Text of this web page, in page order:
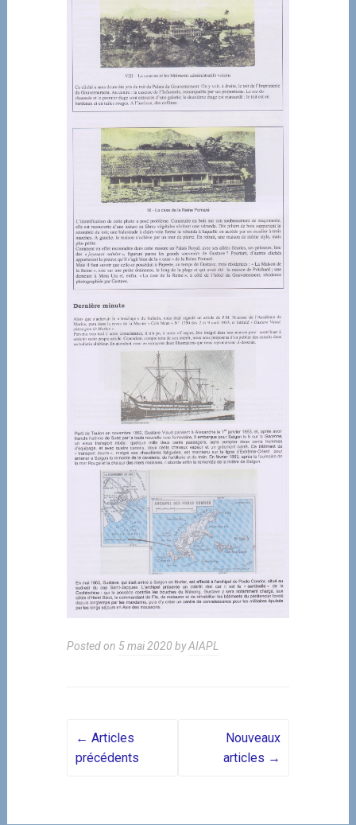
Posted on 5 mai 2020 byAIAPL
Posts navigation
← Articles
précédents
Nouveaux
articles →